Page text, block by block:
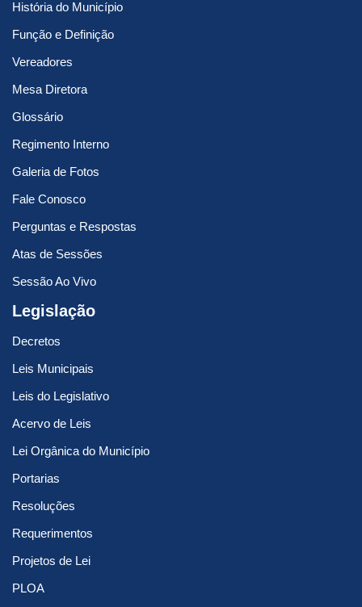
História do Município
Função e Definição
Vereadores
Mesa Diretora
Glossário
Regimento Interno
Galeria de Fotos
Fale Conosco
Perguntas e Respostas
Atas de Sessões
Sessão Ao Vivo
Legislação
Decretos
Leis Municipais
Leis do Legislativo
Acervo de Leis
Lei Orgânica do Município
Portarias
Resoluções
Requerimentos
Projetos de Lei
PLOA